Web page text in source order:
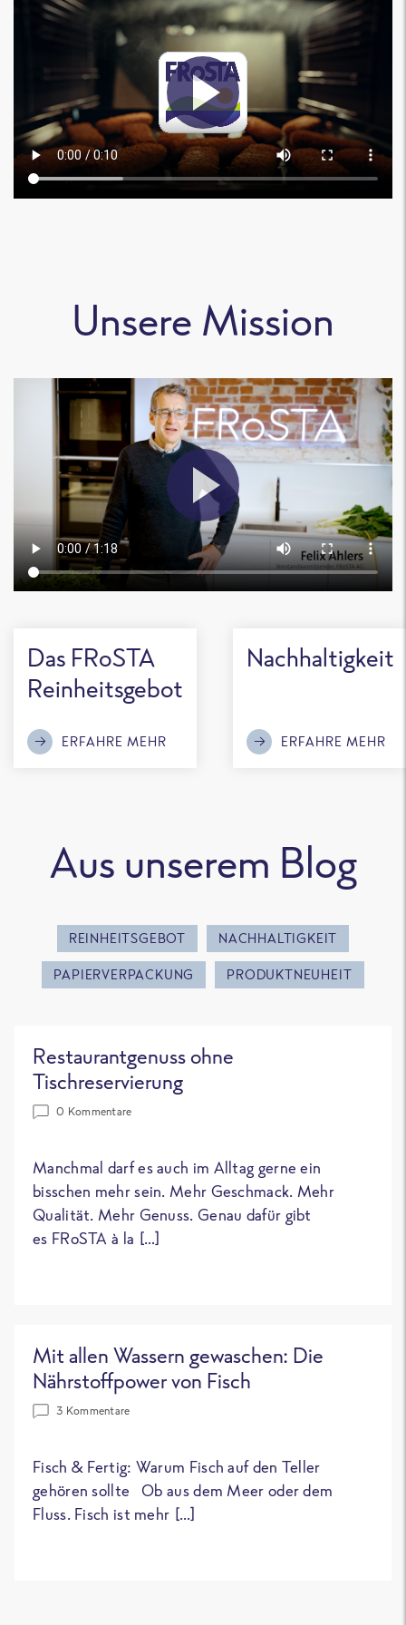
Unsere Mission
Das FRoSTA
Reinheitsgebot
ERFAHRE MEHR
Nachhaltigkeit
ERFAHRE MEHR
Aus unserem Blog
REINHEITSGEBOT NACHHALTIGKEIT
PAPIERVERPACKUNG PRODUKTNEUHEIT
Restaurantgenuss ohne
Tischreservierung
0 Kommentare
Manchmal darf es auch im Alltag gerne ein
bisschen mehr sein. Mehr Geschmack. Mehr
Qualität. Mehr Genuss. Genau dafür gibt
es FRoSTA à la […]
Mit allen Wassern gewaschen: Die
Nährstoffpower von Fisch
3 Kommentare
Fisch & Fertig: Warum Fisch auf den Teller
gehören sollte Ob aus dem Meer oder dem
Fluss. Fisch ist mehr […]